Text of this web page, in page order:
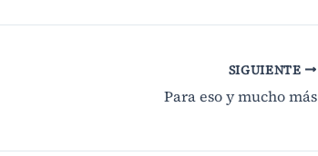
SIGUIENTE
Para eso y mucho más